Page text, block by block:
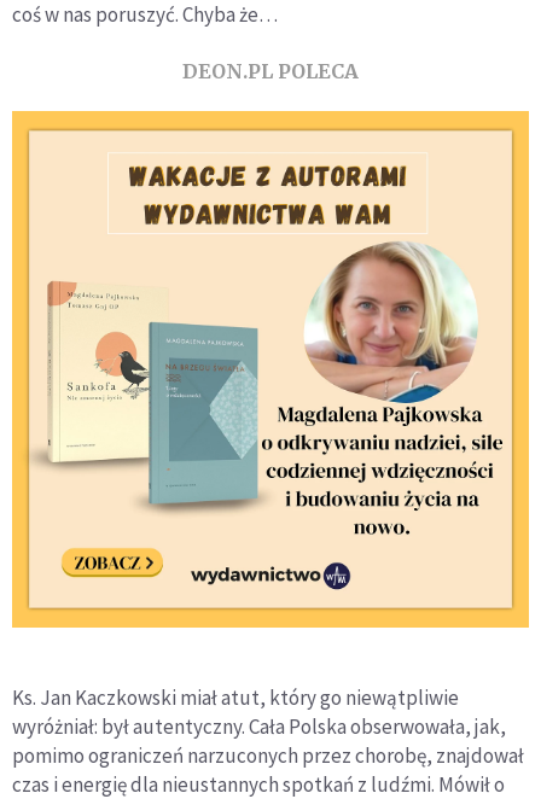
coś w nas poruszyć. Chyba że…
DEON.PL POLECA
Ks. Jan Kaczkowski miał atut, który go niewątpliwie
wyróżniał: był autentyczny. Cała Polska obserwowała, jak,
pomimo ograniczeń narzuconych przez chorobę, znajdował
czas i energię dla nieustannych spotkań z ludźmi. Mówił o